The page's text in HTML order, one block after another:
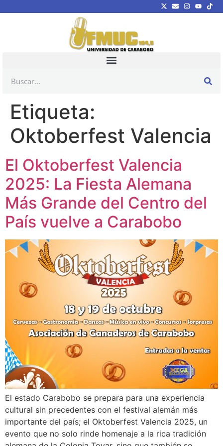
Etiqueta:
Oktoberfest Valencia
El Oktoberfest Valencia
2025: La Fiesta Alemana
Más Grande del Centro del
País vuelve a Carabobo
El estado Carabobo se prepara para una experiencia
cultural sin precedentes con el festival alemán más
importante del país; el Oktoberfest Valencia 2025, un
evento que no solo rinde homenaje a la rica tradición